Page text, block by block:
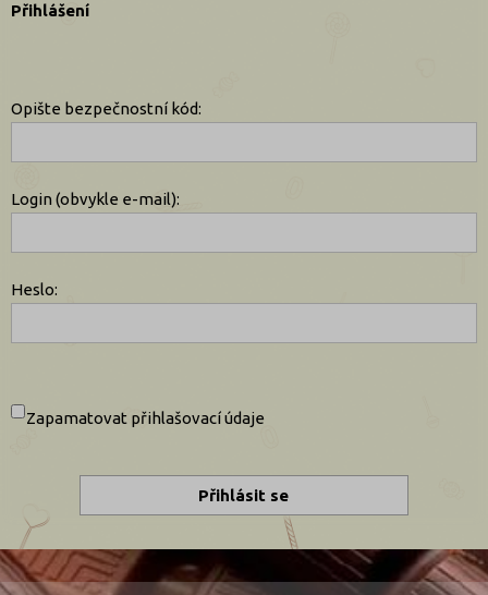
Přihlášení
Opište bezpečnostní kód:
Login (obvykle e-mail):
Heslo:
Zapamatovat přihlašovací údaje